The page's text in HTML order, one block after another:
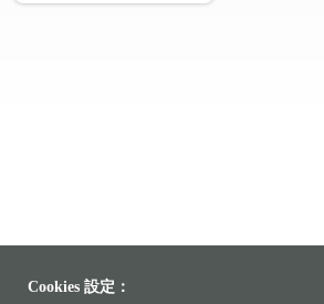
Cookies 設定：